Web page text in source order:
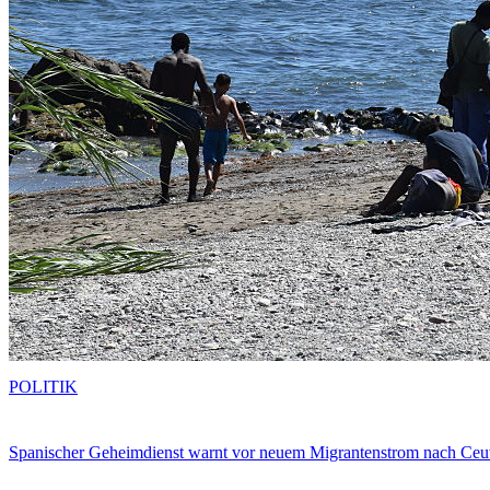
Spanischer Geheimdienst warnt vor neuem Migrantenstrom nach
POLITIK